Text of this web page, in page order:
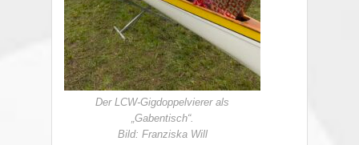
Der LCW-Gigdoppelvierer als
„Gabentisch“.
Bild: Franziska Will